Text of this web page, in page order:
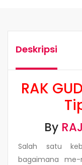
Deskripsi
RAK
By
Salah satu
bagaimana